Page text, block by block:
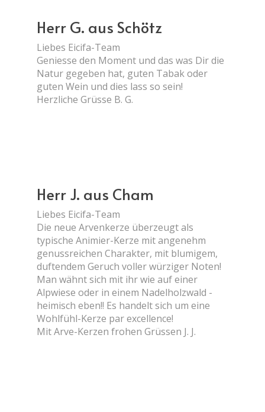
Herr G. aus Schötz
Liebes Eicifa-Team
Geniesse den Moment und das was Dir die
Natur gegeben hat, guten Tabak oder
guten Wein und dies lass so sein!
Herzliche Grüsse B. G.
Herr J. aus Cham
Liebes Eicifa-Team
Die neue Arvenkerze überzeugt als
typische Animier-Kerze mit angenehm
genussreichen Charakter, mit blumigem,
duftendem Geruch voller würziger Noten!
Man wähnt sich mit ihr wie auf einer
Alpwiese oder in einem Nadelholzwald -
heimisch eben!! Es handelt sich um eine
Wohlfühl-Kerze par excellence!
Mit Arve-Kerzen frohen Grüssen J. J.